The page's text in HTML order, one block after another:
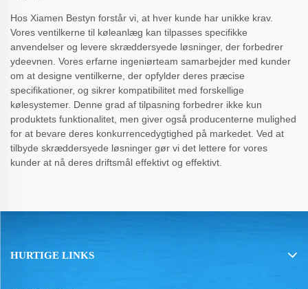
Hos Xiamen Bestyn forstår vi, at hver kunde har unikke krav.
Vores ventilkerne til køleanlæg kan tilpasses specifikke
anvendelser og levere skræddersyede løsninger, der forbedrer
ydeevnen. Vores erfarne ingeniørteam samarbejder med kunder
om at designe ventilkerne, der opfylder deres præcise
specifikationer, og sikrer kompatibilitet med forskellige
kølesystemer. Denne grad af tilpasning forbedrer ikke kun
produktets funktionalitet, men giver også producenterne mulighed
for at bevare deres konkurrencedygtighed på markedet. Ved at
tilbyde skræddersyede løsninger gør vi det lettere for vores
kunder at nå deres driftsmål effektivt og effektivt.
HURTIGE LINKS